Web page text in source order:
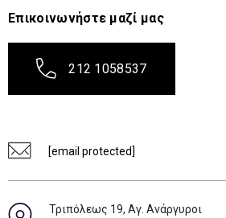
Επικοινωνήστε μαζί μας
212 1058537
[email protected]
Τριπόλεως 19, Αγ. Ανάργυροι